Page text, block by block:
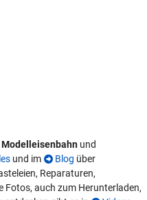
Modelleisenbahn und
und im Blog über
Reparaturen,
Fotos, auch zum Herunterladen,